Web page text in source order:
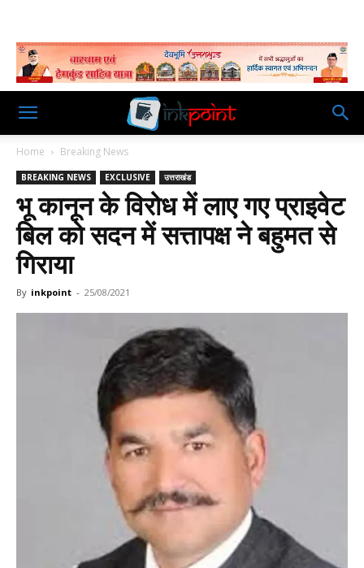
Home Breaking News
BREAKING NEWS EXCLUSIVE उत्तराखंड
भू कानून के विरोध में लाए गए प्राइवेट
बिल को सदन में सत्तापक्ष ने बहुमत से
गिराया
By inkpoint - 25/08/2021